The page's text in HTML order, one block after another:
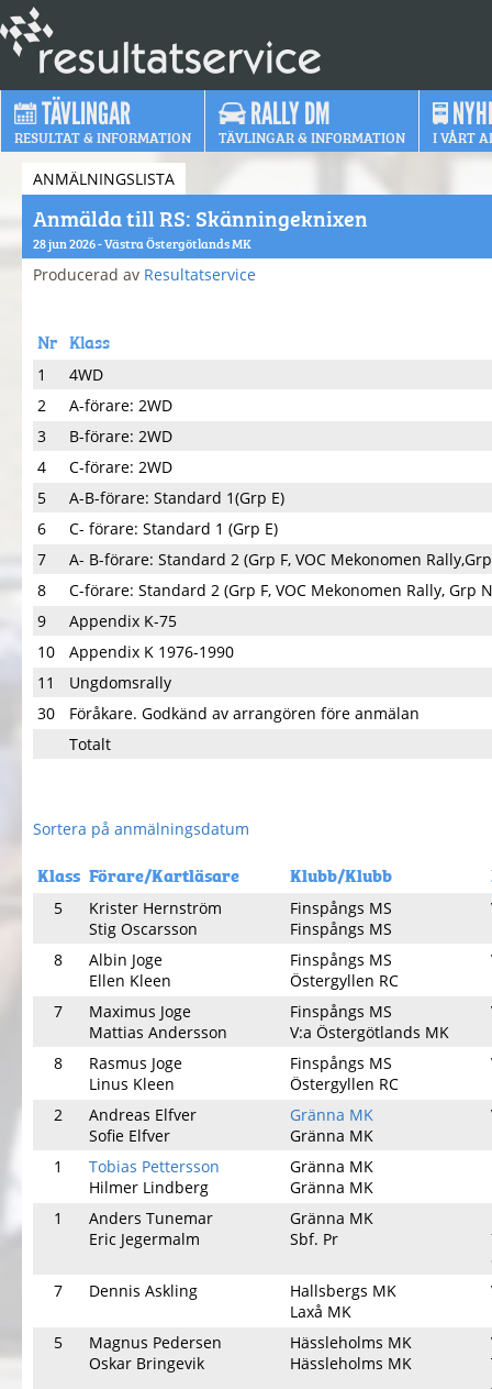
TÄVLINGAR
RESULTAT & INFORMATION
RALLY DM
TÄVLINGAR & INFORMATION I VÅRT
ANMÄLNINGSLISTA
Anmälda till RS: Skänningeknixen
28 jun 2026 - Västra Östergötlands MK
Producerad av Resultatservice
Nr Klass
1
4WD
2
A-förare: 2WD
3
B-förare: 2WD
4
C-förare: 2WD
5
A-B-förare: Standard 1(Grp E)
6
C- förare: Standard 1 (Grp E)
7
A- B-förare: Standard 2 (Grp F, VOC Mekonomen
8
C-förare: Standard 2 (Grp F, VOC Mekonomen Rally, Grp
9
Appendix K-75
10
Appendix K 1976-1990
11
Ungdomsrally
30
Föråkare. Godkänd av arrangören före anmälan
Totalt
Sortera på anmälningsdatum
Klass Förare/Kartläsare Klubb/Klubb
5
Krister Hernström
Stig Oscarsson
Finspångs MS
Finspångs MS
8
Albin Joge
Ellen Kleen
Finspångs MS
Östergyllen RC
7
Maximus Joge
Mattias Andersson
Finspångs MS
V:a Östergötlands MK
8
Rasmus Joge
Linus Kleen
Finspångs MS
Östergyllen RC
2
Andreas Elfver
Sofie Elfver
Gränna MK
Gränna MK
1
Tobias Pettersson
Hilmer Lindberg
Gränna MK
Gränna MK
1
Anders Tunemar
Eric Jegermalm
Gränna MK
Sbf. Pr
7
Dennis Askling
Hallsbergs MK
Laxå MK
5
Magnus Pedersen
Oskar Bringevik
Hässleholms MK
Hässleholms MK